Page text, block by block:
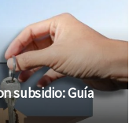
subsidio: Guía